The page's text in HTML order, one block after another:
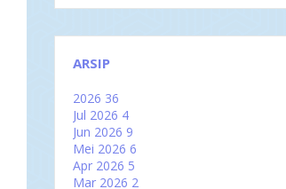
ARSIP
2026 36
Jul 2026 4
Jun 2026 9
Mei 2026 6
Apr 2026 5
Mar 2026 2